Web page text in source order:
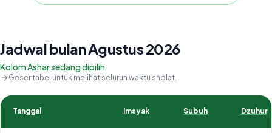
Jadwal bulan Agustus 2026
Kolom Ashar sedang dipilih
Geser tabel untuk melihat seluruh waktu sholat.
Tanggal Imsyak Subuh Dzuhur